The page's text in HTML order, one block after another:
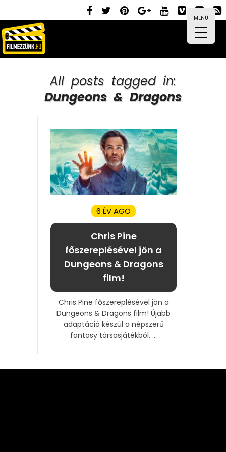
MENÜ
All posts tagged in:
Dungeons & Dragons
6 ÉV AGO
Chris Pine
főszereplésével jön a
Dungeons & Dragons
film!
Chris Pine főszereplésével jön a
Dungeons & Dragons film! Újabb
adaptáció készül a népszerű
fantasy társasjátékból, ...